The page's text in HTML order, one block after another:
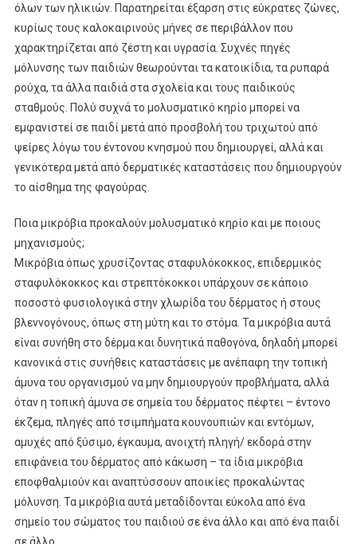
όλων των ηλικιών. Παρατηρείται έξαρση στις εύκρατες ζώνες,
κυρίως τους καλοκαιρινούς μήνες σε περιβάλλον που
χαρακτηρίζεται από ζέστη και υγρασία. Συχνές πηγές
μόλυνσης των παιδιών θεωρούνται τα κατοικίδια, τα ρυπαρά
ρούχα, τα άλλα παιδιά στα σχολεία και τους παιδικούς
σταθμούς. Πολύ συχνά το μολυσματικό κηρίο μπορεί να
εμφανιστεί σε παιδί μετά από προσβολή του τριχωτού από
ψείρες λόγω του έντονου κνησμού που δημιουργεί, αλλά και
γενικότερα μετά από δερματικές καταστάσεις που δημιουργούν
το αίσθημα της φαγούρας.
Ποια μικρόβια προκαλούν μολυσματικό κηρίο και με ποιους
μηχανισμούς;
Μικρόβια όπως χρυσίζοντας σταφυλόκοκκος, επιδερμικός
σταφυλόκοκκος και στρεπτόκοκκοι υπάρχουν σε κάποιο
ποσοστό φυσιολογικά στην χλωρίδα του δέρματος ή στους
βλεννογόνους, όπως στη μύτη και το στόμα. Τα μικρόβια αυτά
είναι συνήθη στο δέρμα και δυνητικά παθογόνα, δηλαδή μπορεί
κανονικά στις συνήθεις καταστάσεις με ανέπαφη την τοπική
άμυνα του οργανισμού να μην δημιουργούν προβλήματα, αλλά
όταν η τοπική άμυνα σε σημεία του δέρματος πέφτει – έντονο
έκζεμα, πληγές από τσιμπήματα κουνουπιών και εντόμων,
αμυχές από ξύσιμο, έγκαυμα, ανοιχτή πληγή/ εκδορά στην
επιφάνεια του δέρματος από κάκωση – τα ίδια μικρόβια
εποφθαλμιούν και αναπτύσσουν αποικίες προκαλώντας
μόλυνση. Τα μικρόβια αυτά μεταδίδονται εύκολα από ένα
σημείο του σώματος του παιδιού σε ένα άλλο και από ένα παιδί
σε άλλο.